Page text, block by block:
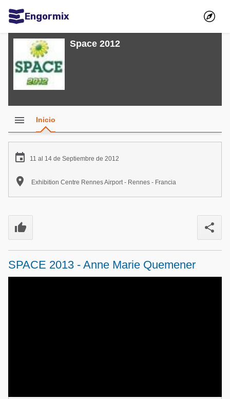
Engormix
Comunidades en español
Agricultura
Balanceados - Piensos
Lechería
Micotoxinas
Mascotas
Acuacultura
Micotoxinas
Avicultura
Comunidades en portugués
Micotoxinas
Space 2012
menu Inicio
 11 al 14 de Septiembre de 2012
 Exhibition Centre Rennes Airport - Rennes - Francia
thumb_up share
SPACE 2013 - Anne Marie Quemener